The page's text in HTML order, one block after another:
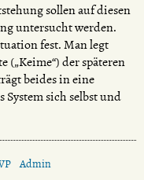
sollen auf diesen
untersucht werden.
fest. Man legt
(„Keime“) der späteren
beides in eine
System sich selbst und
Admin